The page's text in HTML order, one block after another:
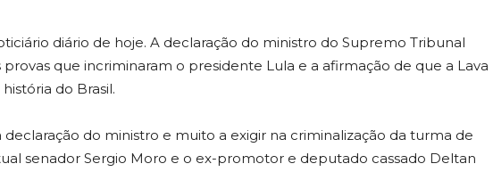
diário de hoje. A declaração do ministro do Supremo Tribunal
que incriminaram o presidente Lula e a afirmação de que a Lava
do Brasil.
do ministro e muito a exigir na criminalização da turma de
senador Sergio Moro e o ex-promotor e deputado cassado Deltan